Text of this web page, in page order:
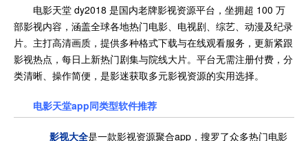
电影天堂 dy2018 是国内老牌影视资源平台，坐拥超 100 万
部影视内容，涵盖全球各地热门电影、电视剧、综艺、动漫及纪录
片。主打高清画质，提供多种格式下载与在线观看服务，更新紧跟
影视热点，每日上新热门剧集与院线大片。平台无需注册付费，分
类清晰、操作简便，是影迷获取多元影视资源的实用选择。
电影天堂app同类型软件推荐
影视大全是一款影视资源聚合app，搜罗了众多热门电影